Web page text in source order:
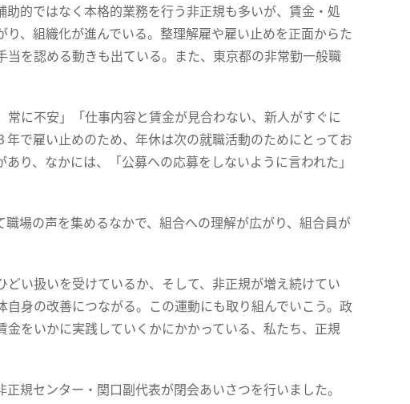
的ではなく本格的業務を行う非正規も多いが、賃金・処
、組織化が進んでいる。整理解雇や雇い止めを正面からた
を認める動きも出ている。また、東京都の非常勤一般職
に不安」「仕事内容と賃金が見合わない、新人がすぐに
で雇い止めのため、年休は次の就職活動のためにとってお
り、なかには、「公募への応募をしないように言われた」
場の声を集めるなかで、組合への理解が広がり、組合員が
い扱いを受けているか、そして、非正規が増え続けてい
身の改善につながる。この運動にも取り組んでいこう。政
をいかに実践していくかにかかっている、私たち、正規
規センター・関口副代表が閉会あいさつを行いました。